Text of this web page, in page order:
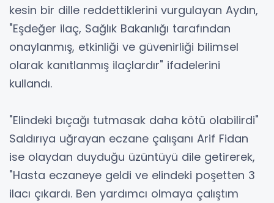
kesin bir dille reddettiklerini vurgulayan Aydın,
"Eşdeğer ilaç, Sağlık Bakanlığı tarafından
onaylanmış, etkinliği ve güvenirliği bilimsel
olarak kanıtlanmış ilaçlardır" ifadelerini
kullandı.
"Elindeki bıçağı tutmasak daha kötü olabilirdi"
Saldırıya uğrayan eczane çalışanı Arif Fidan
ise olaydan duyduğu üzüntüyü dile getirerek,
"Hasta eczaneye geldi ve elindeki poşetten 3
ilacı çıkardı. Ben yardımcı olmaya çalıştım